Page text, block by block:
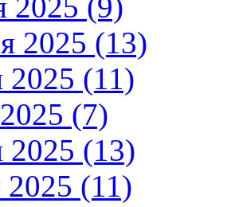
2025 (13)
2025 (11)
(7)
2025 (13)
2025 (11)